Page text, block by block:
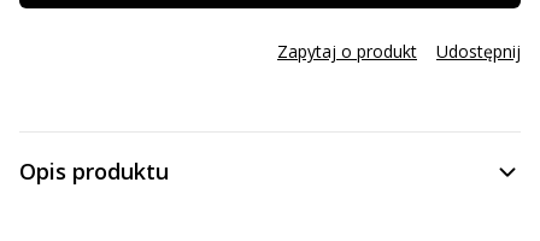
Zapytaj o produkt Udostępnij
Opis produktu